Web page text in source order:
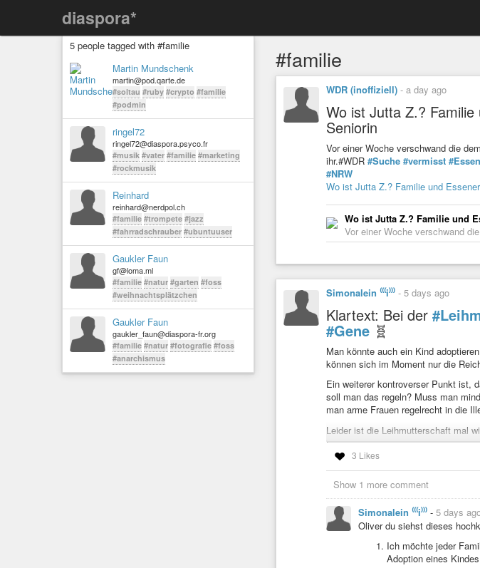
diaspora*
5 people tagged with #familie
Martin Mundschenk
martin@pod.qarte.de
#soltau #ruby #crypto #familie
#podmin
ringel72
ringel72@diaspora.psyco.fr
#musik #vater #familie #marketing
#rockmusik
Reinhard
reinhard@nerdpol.ch
#familie #trompete #jazz
#fahrradschrauber #ubuntuuser
Gaukler Faun
gf@loma.ml
#familie #natur #garten #foss
#weihnachtsplätzchen
Gaukler Faun
gaukler_faun@diaspora-fr.org
#familie #natur #fotografie #foss
#anarchismus
#familie
WDR (inoffiziell) - a day ago
Wo ist Jutta Z.?
Seniorin
Vor einer Woche verschwand die
ihr.#WDR #Suche #vermisst #Essen
#NRW
Wo ist Jutta Z.? Familie und
Wo ist Jutta Z.? Familie und
Vor einer Woche verschwand
Simonalein ⁽⁽⁽i⁾⁾⁾ - 5 days ago
Klartext: Bei der
#Gene 🧬
Man könnte auch ein Kind
können sich im Moment nur die
Ein weiterer kontroverser Punkt ist,
soll man das regeln? Muss man
man arme Frauen regelrecht in die
Leider ist die Leihmutterschaft mal
Familie hängt doch nicht vom
den Armen auch noch vor, dass
nicht mehr.
#politik #Justiz #Problem
#Selbstbestimmung
3 Likes
Show 1 more comment
Simonalein ⁽⁽⁽i⁾⁾⁾ - 5 days
Oliver du siehst dieses
Ich möchte jeder
Adoption eines